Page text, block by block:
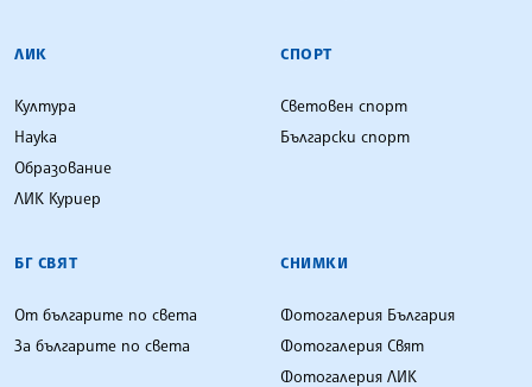
ЛИК
Култура
Наука
Образование
ЛИК Куриер
СПОРТ
Световен спорт
Български спорт
БГ СВЯТ
От българите по света
За българите по света
СНИМКИ
Фотогалерия България
Фотогалерия Свят
Фотогалерия ЛИК